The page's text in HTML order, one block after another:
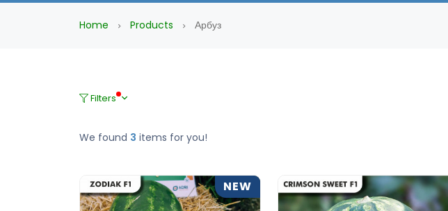
Home Products Арбуз
Filters
We found 3 items for you!
NEW